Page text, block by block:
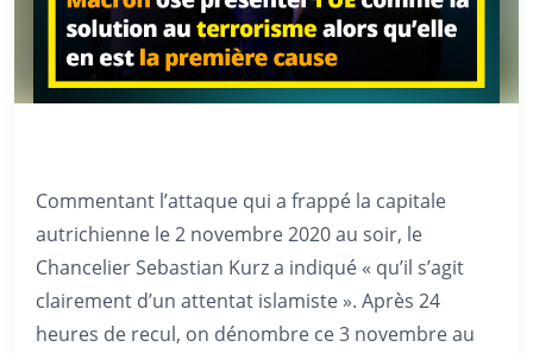
Commentant l’attaque qui a frappé la capitale
autrichienne le 2 novembre 2020 au soir, le
Chancelier Sebastian Kurz a indiqué « qu’il s’agit
clairement d’un attentat islamiste ». Après 24
heures de recul, on dénombre ce 3 novembre au